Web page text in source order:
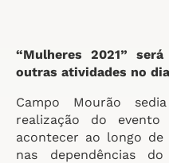
“Mulheres 2021”
outras atividades no
Campo Mourão
realização do evento
acontecer ao longo
nas dependências